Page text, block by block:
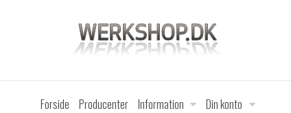
Forside Producenter Information Din konto